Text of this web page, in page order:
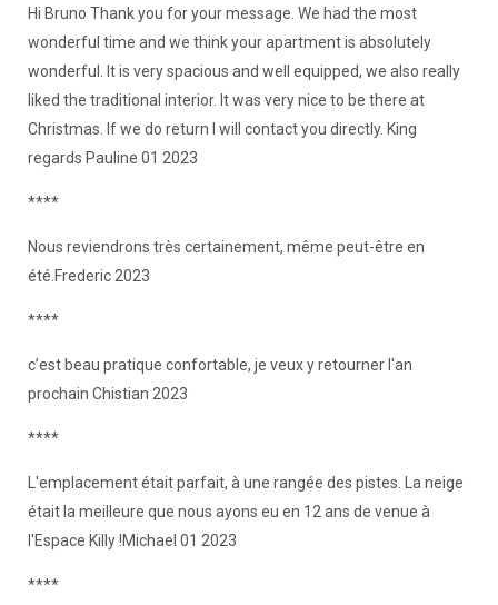
Hi Bruno Thank you for your message. We had the most
wonderful time and we think your apartment is absolutely
wonderful. It is very spacious and well equipped, we also really
liked the traditional interior. It was very nice to be there at
Christmas. If we do return I will contact you directly. King
regards Pauline 01 2023
****
Nous reviendrons très certainement, même peut-être en
été.Frederic 2023
****
c’est beau pratique confortable, je veux y retourner l'an
prochain Chistian 2023
****
L'emplacement était parfait, à une rangée des pistes. La neige
était la meilleure que nous ayons eu en 12 ans de venue à
l'Espace Killy !Michael 01 2023
****